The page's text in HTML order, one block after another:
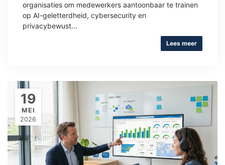
organisaties om medewerkers aantoonbaar te trainen
op AI-geletterdheid, cybersecurity en
privacybewust...
Lees meer
19
MEI
2026